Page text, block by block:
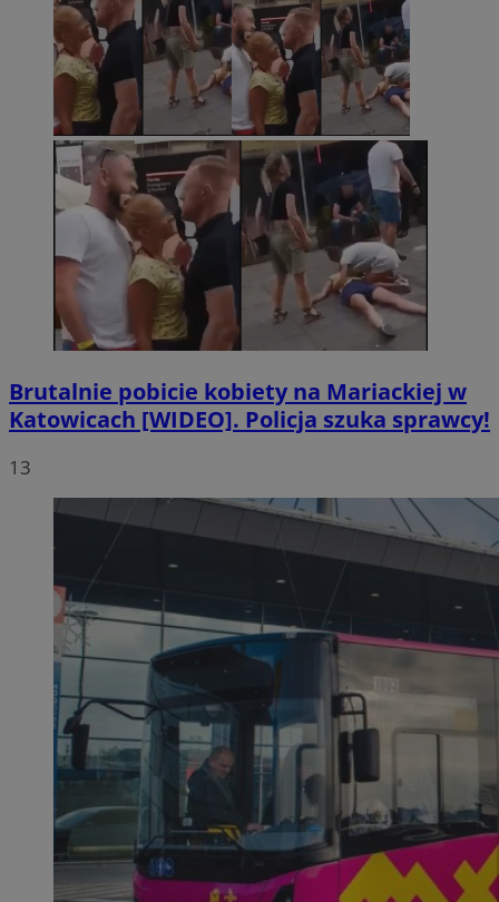
Brutalnie pobicie kobiety na Mariackiej w
Katowicach [WIDEO]. Policja szuka sprawcy!
13